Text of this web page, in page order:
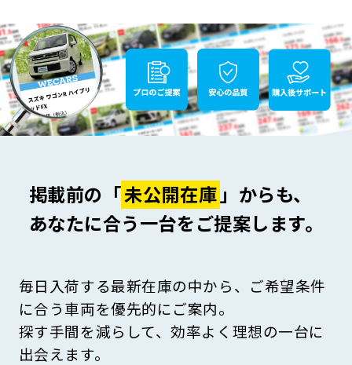
掲載前の「未公開在庫」からも、
あなたに合う一台をご提案します。
毎日入荷する最新在庫の中から、ご希望条件
に合う車両を優先的にご案内。
探す手間を減らして、効率よく理想の一台に
出会えます。